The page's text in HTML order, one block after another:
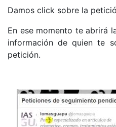
Damos click sobre la
En ese momento te abrirá
información de quien te
petición.